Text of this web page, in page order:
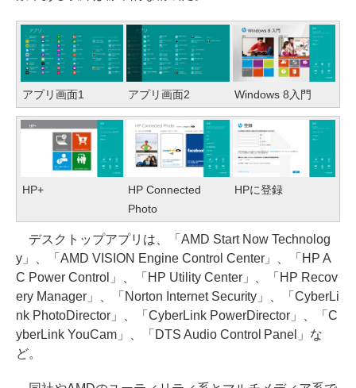
アプリ画面1 アプリ画面2 Windows 8入門
HP+
HP Connected
Photo
HPに登録
デスクトップアプリは、「AMD Start Now Technolog
y」、「AMD VISION Engine Control Center」、「HP A
C Power Control」、「HP Utility Center」、「HP Recov
ery Manager」、「Norton Internet Security」、「CyberLi
nk PhotoDirector」、「CyberLink PowerDirector」、「C
yberLink YouCam」、「DTS Audio Control Panel」な
ど。